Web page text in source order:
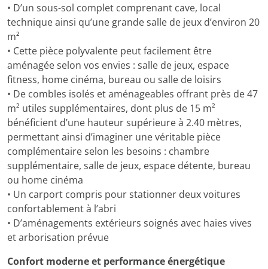
• D’un sous-sol complet comprenant cave, local
technique ainsi qu’une grande salle de jeux d’environ 20
m²
• Cette pièce polyvalente peut facilement être
aménagée selon vos envies : salle de jeux, espace
fitness, home cinéma, bureau ou salle de loisirs
• De combles isolés et aménageables offrant près de 47
m² utiles supplémentaires, dont plus de 15 m²
bénéficient d’une hauteur supérieure à 2.40 mètres,
permettant ainsi d’imaginer une véritable pièce
complémentaire selon les besoins : chambre
supplémentaire, salle de jeux, espace détente, bureau
ou home cinéma
• Un carport compris pour stationner deux voitures
confortablement à l’abri
• D’aménagements extérieurs soignés avec haies vives
et arborisation prévue
Confort moderne et performance énergétique